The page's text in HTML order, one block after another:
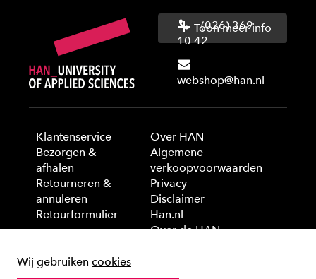
(026) 369
10 42
webshop@han.nl
Toon meer info
Klantenservice
Bezorgen &
afhalen
Retourneren &
annuleren
Retourformulier
Over HAN
Algemene
verkoopvoorwaarden
Privacy
Disclaimer
Han.nl
Over de HAN
Wij gebruiken cookies